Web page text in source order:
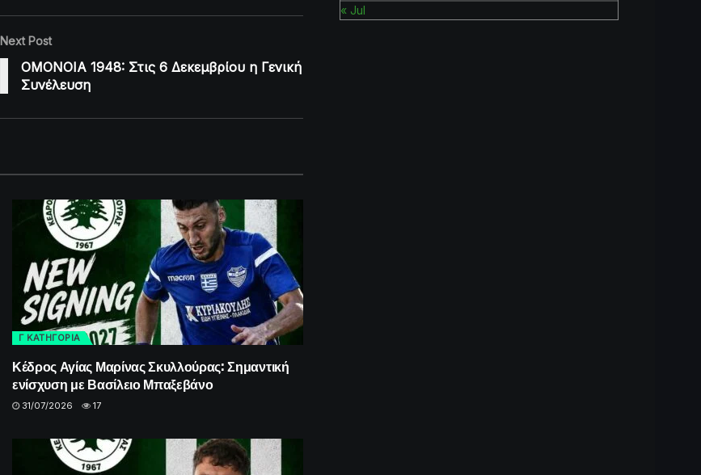
Next Post
ΟΜΟΝΟΙΑ 1948: Στις 6 Δεκεμβρίου η Γενική
Συνέλευση
Γ ΚΑΤΗΓΟΡΙΑ
Κέδρος Αγίας Μαρίνας Σκυλλούρας: Σημαντική
ενίσχυση με Βασίλειο Μπαξεβάνο
31/07/2026 17
« Jul